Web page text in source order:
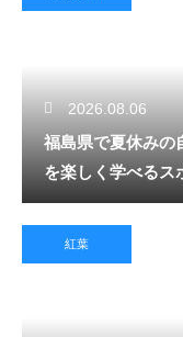
2026.08.06
福島県で夏休みの
を楽しく学べるス
紅葉